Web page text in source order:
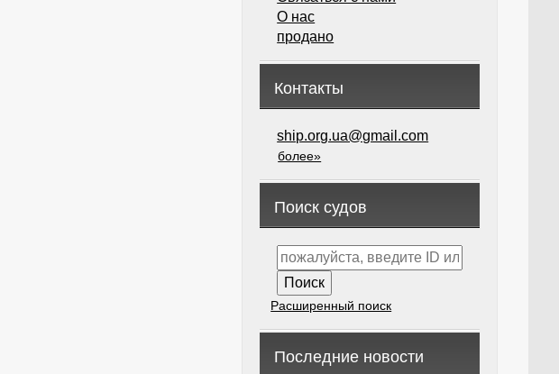
О нас
продано
Контакты
ship.org.ua@gmail.com
более»
Поиск судов
Расширенный поиск
Последние новости